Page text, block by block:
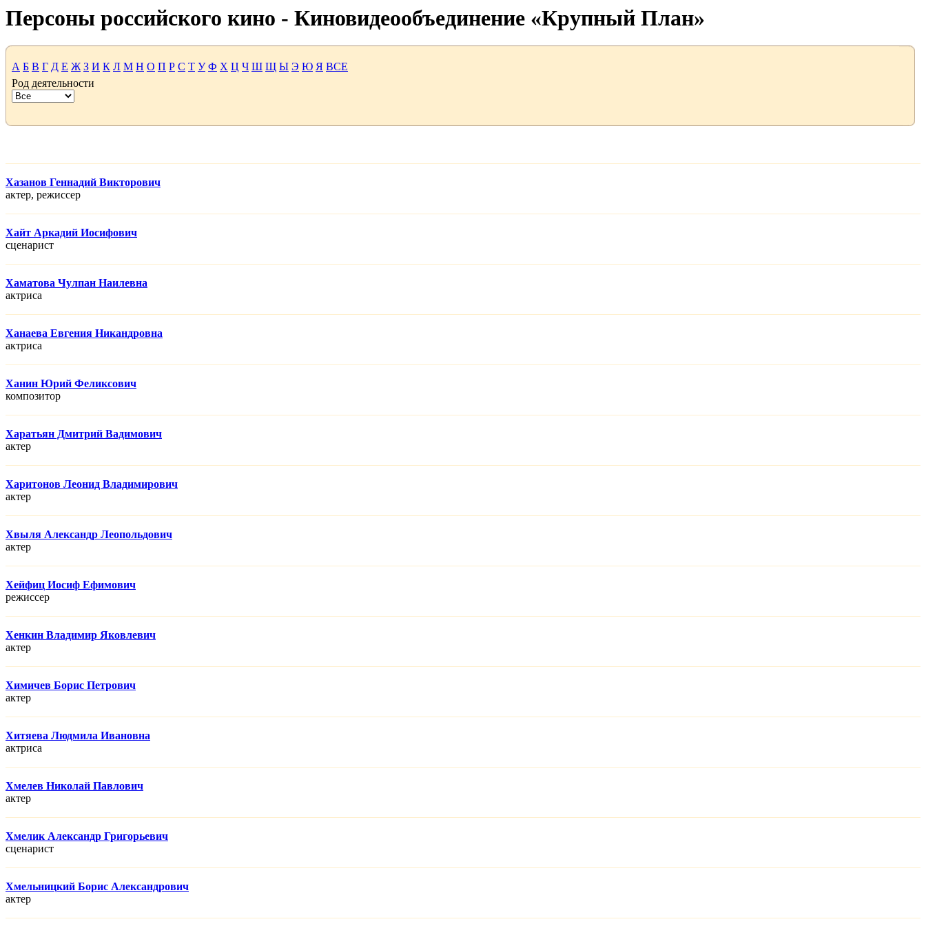
Персоны российского кино - Киновидеообъединение «Крупный План»
А Б В Г Д Е Ж З И К Л М Н О П Р С Т У Ф Х Ц Ч Ш Щ Ы Э Ю Я ВСЕ
Род деятельности
Хазанов Геннадий Викторович
актер, режисcер
Хайт Аркадий Иосифович
сценарист
Хаматова Чулпан Наилевна
актриса
Ханаева Евгения Никандровна
актриса
Ханин Юрий Феликсович
композитор
Харатьян Дмитрий Вадимович
актер
Харитонов Леонид Владимирович
актер
Хвыля Александр Леопольдович
актер
Хейфиц Иосиф Ефимович
режисcер
Хенкин Владимир Яковлевич
актер
Химичев Борис Петрович
актер
Хитяева Людмила Ивановна
актриса
Хмелев Николай Павлович
актер
Хмелик Александр Григорьевич
сценарист
Хмельницкий Борис Александрович
актер